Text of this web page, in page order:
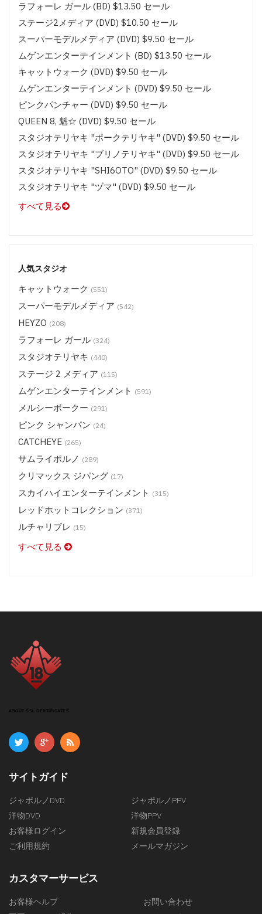
ラフォーレ ガール (BD) $13.50 セール
ステージ2メディア (DVD) $10.50 セール
スーパーモデルメディア (DVD) $9.50 セール
ムゲンエンターテインメント (BD) $13.50 セール
キャットウォーク (DVD) $9.50 セール
ムゲンエンターテインメント (DVD) $9.50 セール
ピンクパンチャー (DVD) $9.50 セール
QUEEN 8, 魁☆ (DVD) $9.50 セール
スタジオテリヤキ "ポークテリヤキ" (DVD) $9.50 セール
スタジオテリヤキ "ブリノテリヤキ" (DVD) $9.50 セール
スタジオテリヤキ "SHI6OTO" (DVD) $9.50 セール
スタジオテリヤキ "ヅマ" (DVD) $9.50 セール
すべて見る
人気スタジオ
キャットウォーク (551)
スーパーモデルメディア (542)
HEYZO (208)
ラフォーレ ガール (324)
スタジオテリヤキ (440)
ステージ 2 メディア (115)
ムゲンエンターテインメント (591)
メルシーボークー (291)
ピンク シャンパン (24)
CATCHEYE (265)
サムライポルノ (289)
クリマックス ジパング (17)
スカイハイエンターテインメント (315)
レッドホットコレクション (371)
ルチャリブレ (15)
すべて見る
ABOUT SSL CERTIFICATES
サイトガイド
ジャポルノDVD
ジャポルノPPV
洋物DVD
洋物PPV
お客様ログイン
新規会員登録
ご利用規約
メールマガジン
カスタマーサービス
お客様ヘルプ
お問い合わせ